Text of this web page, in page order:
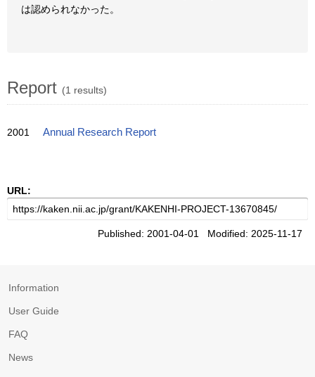
は認められなかった。
Report (1 results)
2001 Annual Research Report
URL:
Published: 2001-04-01 Modified: 2025-11-17
Information
User Guide
FAQ
News